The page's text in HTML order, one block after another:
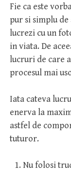
Fie ca este
pur si simplu de
lucrezi cu un
in viata. De
lucruri de care
procesul mai
Iata cateva
enerva la
astfel de
tuturor.
Nu folosi